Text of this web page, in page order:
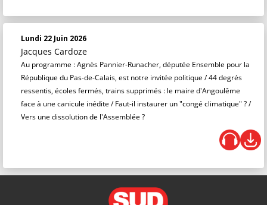
Lundi 22 Juin 2026
Jacques Cardoze
Au programme : Agnès Pannier-Runacher, députée Ensemble pour la
République du Pas-de-Calais, est notre invitée politique / 44 degrés
ressentis, écoles fermés, trains supprimés : le maire d'Angoulême
face à une canicule inédite / Faut-il instaurer un "congé climatique" ? /
Vers une dissolution de l'Assemblée ?